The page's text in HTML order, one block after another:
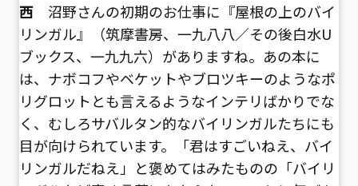
西沼野さんの初期のお仕事に『屋根の上のバイ
リンガル』（筑摩書房、一九八八／その後白水U
ブックス、一九九六）がありますね。あの本に
は、ナボコフやベケットやブロツキーのようなポ
リグロットとも言えるようなインテリばかりでな
く、むしろサバルタン的なバイリンガルたちにも
目が向けられています。「君はすごいねえ、バイ
リンガルだねえ」と褒めてはみたものの「バイリ